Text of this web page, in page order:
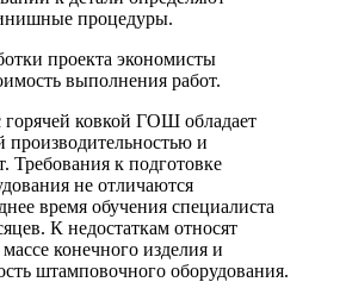
процедуры.
проекта экономисты
выполнения работ.
ковкой ГОШ обладает
производительностью и
Требования к подготовке
не отличаются
время обучения специалиста
К недостаткам относят
конечного изделия и
штамповочного оборудования.